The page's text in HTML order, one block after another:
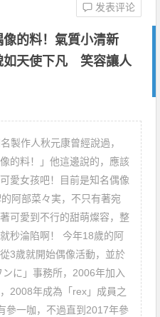
像的料！氣質小清新
如天使下凡 笑容讓人
发表评论
製作人秋元康曾經說過，
的料！」他這邊說的，應該
愛女孩吧！目前是知名偶像
阿部菜々実，不只有著宛
可愛到不行的甜萌燦容，整
！ 今年18歲的阿
3歲就開始偶像活動，並於
に」事務所，2006年加入
2008年成為「rex」成員之
參一咖，不過直到2017年參